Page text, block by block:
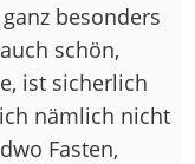
besonders
schön,
ist sicherlich
nämlich nicht
Fasten,